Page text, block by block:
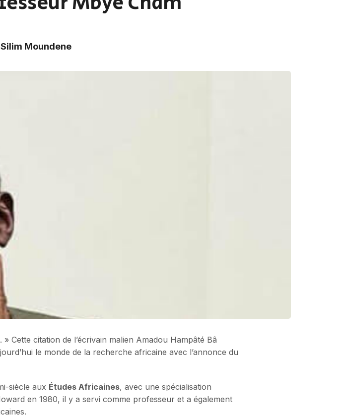
Moundene
Cette citation de l’écrivain malien Amadou Hampâté Bâ
le monde de la recherche africaine avec l’annonce du
siècle aux Études Africaines, avec une spécialisation
en 1980, il y a servi comme professeur et a également